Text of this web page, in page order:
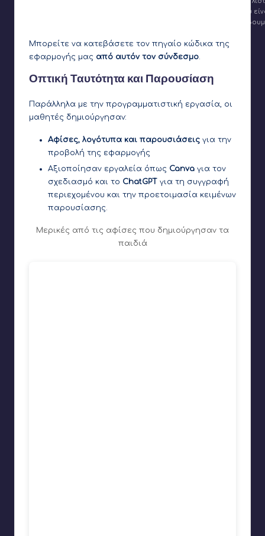
marker. Αν δεν είναι άδεια ελέγχουμε μία μία όλες τις λέξεις που
marker την περιλαμβάνει τότε τον εμφανίζουμε αλλιώς τον
Μπορείτε να κατεβάσετε τον πηγαίο κώδικα της
εφαρμογής μας από αυτόν τον σύνδεσμο
Οπτική Ταυτότητα και Παρουσίαση
Παράλληλα με την προγραμματιστική εργασία, οι
μαθητές δημιούργησαν:
Αφίσες, λογότυπα και παρουσιάσεις για την
προβολή της εφαρμογής
Αξιοποίησαν εργαλεία όπως Canva για τον
σχεδιασμό και το ChatGPT για τη συγγραφή
περιεχομένου και την προετοιμασία κειμένων
παρουσίασης.
Μερικές από τις αφίσες που δημιούργησαν τα
παιδιά